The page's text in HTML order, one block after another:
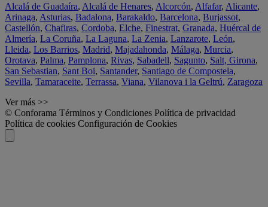
Alcalá de Guadaíra, Alcalá de Henares, Alcorcón, Alfafar, Alicante,
Arinaga, Asturias, Badalona, Barakaldo, Barcelona, Burjassot,
Castellón, Chafiras, Cordoba, Elche, Finestrat, Granada, Huércal de
Almería, La Coruña, La Laguna, La Zenia, Lanzarote, León,
Lleida, Los Barrios, Madrid, Majadahonda, Málaga, Murcia,
Orotava, Palma, Pamplona, Rivas, Sabadell, Sagunto, Salt, Girona,
San Sebastian, Sant Boi, Santander, Santiago de Compostela,
Sevilla, Tamaraceite, Terrassa, Viana, Vilanova i la Geltrú, Zaragoza
Ver más >>
© Conforama Términos y Condiciones Política de privacidad
Política de cookies Configuración de Cookies